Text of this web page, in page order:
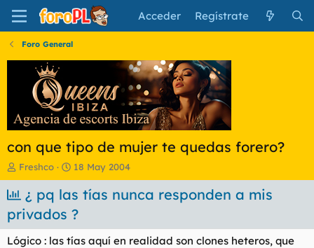
Acceder Regístrate
Foro General
con que tipo de mujer te quedas forero?
I
n
i
c
i
a
d
Freshco
F
e
c
h
a
d
e
18 May 2004
¿ pq las tías nunca responden a mis
privados ?
Lógico : las tías aquí en realidad son clones heteros, que